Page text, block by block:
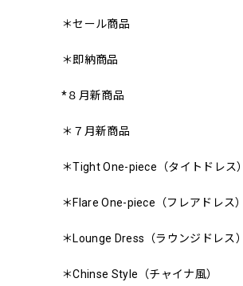
＊セール商品
＊即納商品
*８月新商品
＊７月新商品
＊Tight One-piece（タイトドレス）
＊Flare One-piece（フレアドレス）
＊Lounge Dress（ラウンジドレス）
＊Chinse Style（チャイナ風）